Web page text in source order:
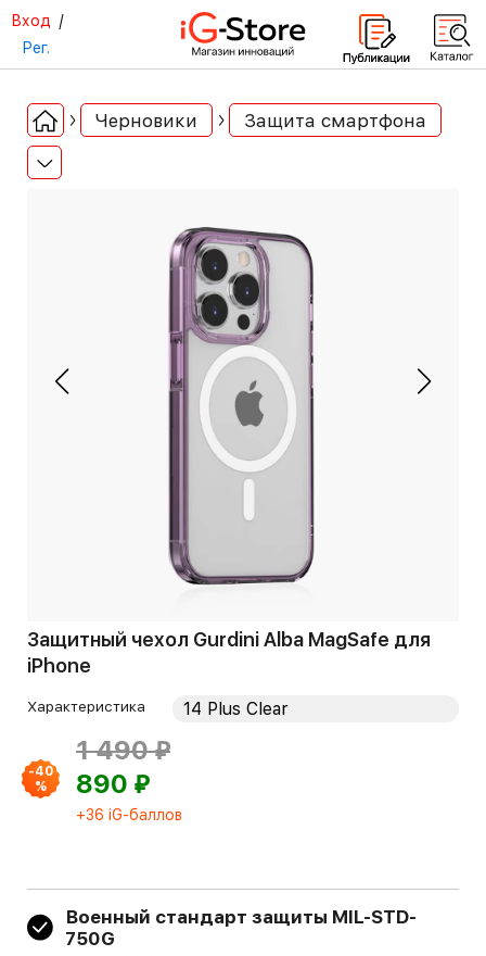
Вход /
Рег.
Черновики Защита смартфона
Защитный чехол Gurdini Alba MagSafe для
iPhone
Характеристика
-40
%
1 490⃏
890 ⃏
+36 iG-баллов
Военный стандарт защиты MIL-STD-
750G